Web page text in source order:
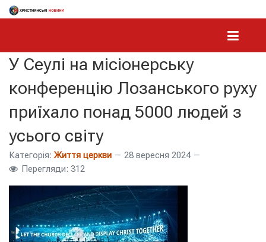
У Сеулі на місіонерську
конференцію Лозанського руху
приїхало понад 5000 людей з
усього світу
Категорія: Життя церкви
28 вересня 2024
Перегляди: 312